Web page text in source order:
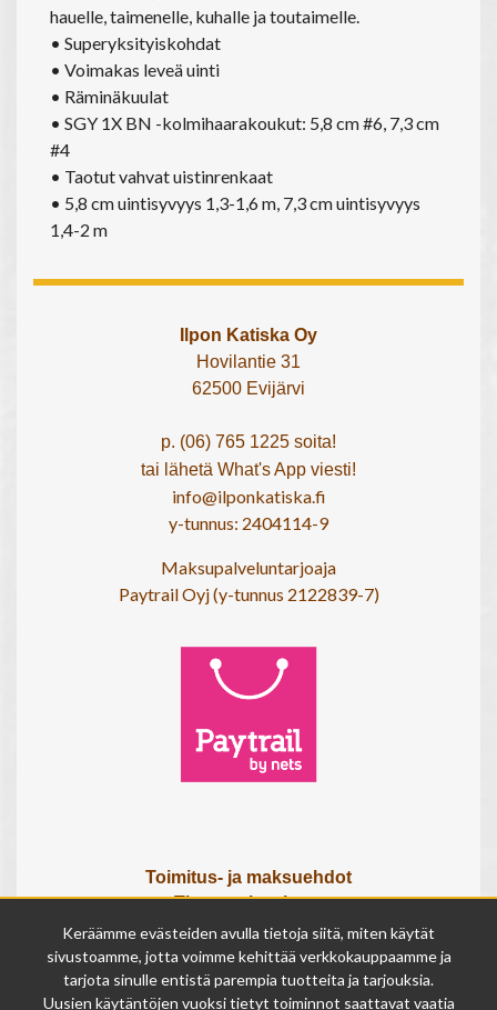
hauelle, taimenelle, kuhalle ja toutaimelle.
• Superyksityiskohdat
• Voimakas leveä uinti
• Räminäkuulat
• SGY 1X BN -kolmihaarakoukut: 5,8 cm #6, 7,3 cm
#4
• Taotut vahvat uistinrenkaat
• 5,8 cm uintisyvyys 1,3-1,6 m, 7,3 cm uintisyvyys
1,4-2 m
Ilpon Katiska Oy
Hovilantie 31
62500 Evijärvi
p. (06) 765 1225 soita!
tai lähetä What's App viesti!
info@ilponkatiska.fi
y-tunnus: 2404114-9
Maksupalveluntarjoaja
Paytrail Oyj (y-tunnus 2122839-7)
Toimitus- ja maksuehdot
Tietosuojaseloste
Tietoa meistä
Osta lahjakortti
Tilauksen peruutuslomake
Keräämme evästeiden avulla tietoja siitä, miten käytät
sivustoamme, jotta voimme kehittää verkkokauppaamme ja
tarjota sinulle entistä parempia tuotteita ja tarjouksia.
Uusien käytäntöjen vuoksi tietyt toiminnot saattavat vaatia